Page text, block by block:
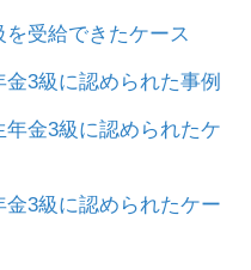
受給できたケース
3級に認められた事例
金3級に認められたケ
3級に認められたケー